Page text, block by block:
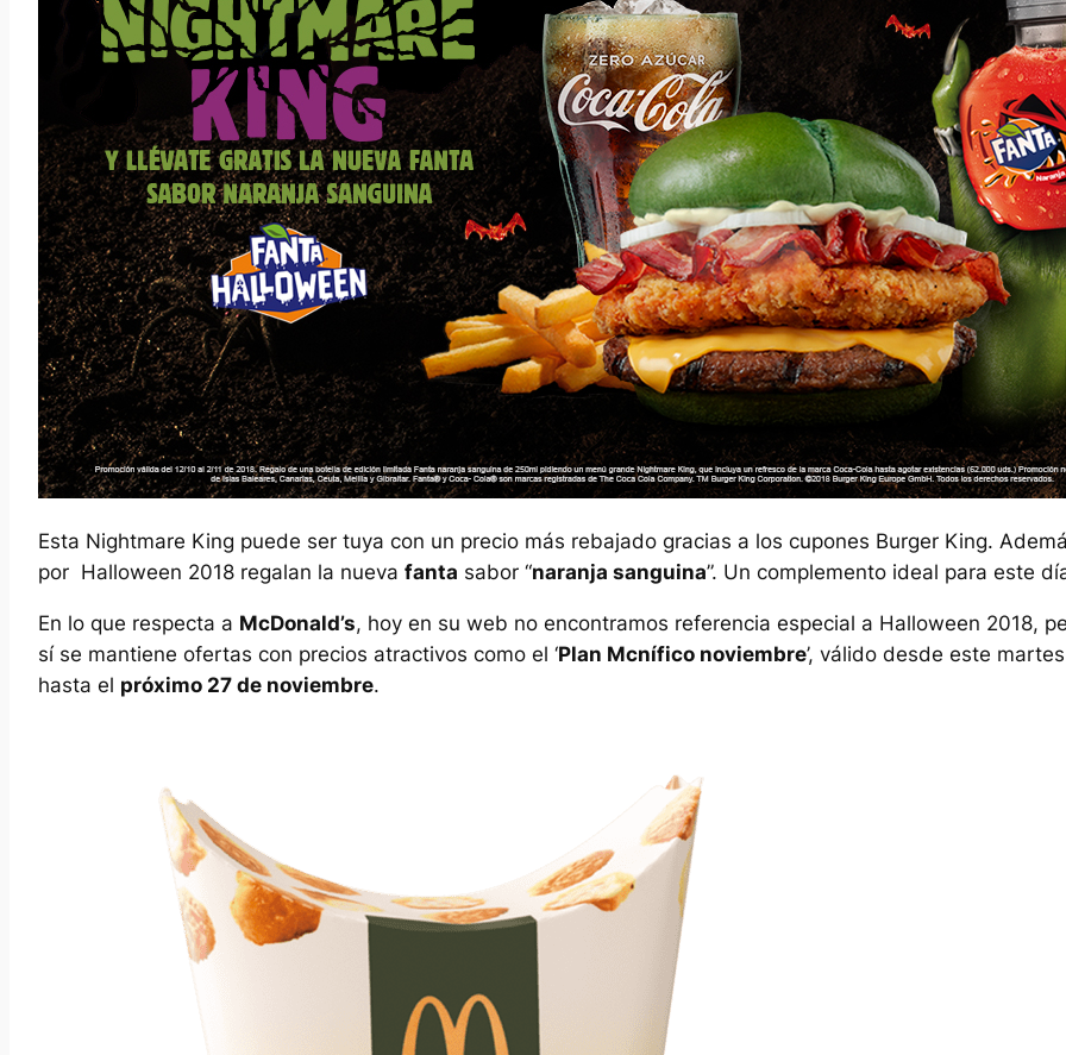
Esta Nightmare King puede ser tuya con un precio más rebajado gracias a los cupones Burger King.
por Halloween 2018 regalan la nueva fanta sabor “naranja sanguina”. Un complemento ideal para este
En lo que respecta a McDonald’s, hoy en su web no encontramos referencia especial a Halloween 2018,
sí se mantiene ofertas con precios atractivos como el ‘Plan Mcnífico noviembre’, válido desde este
hasta el próximo 27 de noviembre.